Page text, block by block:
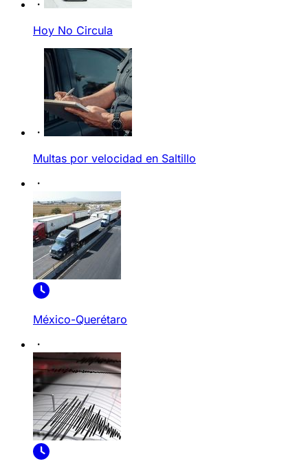
Hoy No Circula
Multas por velocidad en Saltillo
México-Querétaro